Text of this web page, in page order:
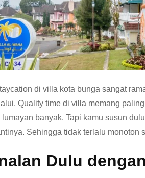
di villa kota bunga sangat
Quality time di villa memang
banyak. Tapi kamu susun
Sehingga tidak terlalu monoton
Dulu